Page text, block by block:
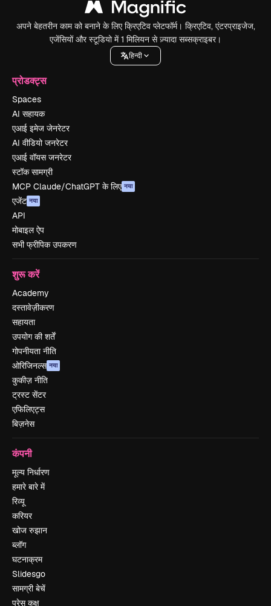
अपने बेहतरीन काम को बनाने के लिए क्रिएटिव प्लेटफॉर्म। क्रिएटिव, एंटरप्राइजेज,
एजेंसियों और स्टूडियो में 1 मिलियन से ज़्यादा सब्सक्राइबर।
हिन्दी
प्रोडक्ट्स
Spaces
AI सहायक
एआई इमेज जेनरेटर
AI वीडियो जनरेटर
एआई वॉयस जनरेटर
स्टॉक सामग्री
MCP Claude/ChatGPT के लिए नया
एजेंट नया
API
मोबाइल ऐप
सभी फ्रीपिक उपकरण
शुरू करें
Academy
दस्तावेज़ीकरण
सहायता
उपयोग की शर्तें
गोपनीयता नीति
ओरिजिनल्स नया
कुकीज़ नीति
ट्रस्ट सेंटर
एफिलिएट्स
बिज़नेस
कंपनी
मूल्य निर्धारण
हमारे बारे में
रिव्यू
करियर
खोज रुझान
ब्लॉग
घटनाक्रम
Slidesgo
सामग्री बेचें
प्रेस कक्ष